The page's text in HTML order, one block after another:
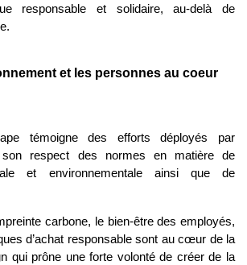
responsable et solidaire, au-delà de
et les personnes au coeur
témoigne des efforts déployés par
son respect des normes en matière de
et environnementale ainsi que de
carbone, le bien-être des employés,
d’achat responsable sont au cœur de la
qui prône une forte volonté de créer de la